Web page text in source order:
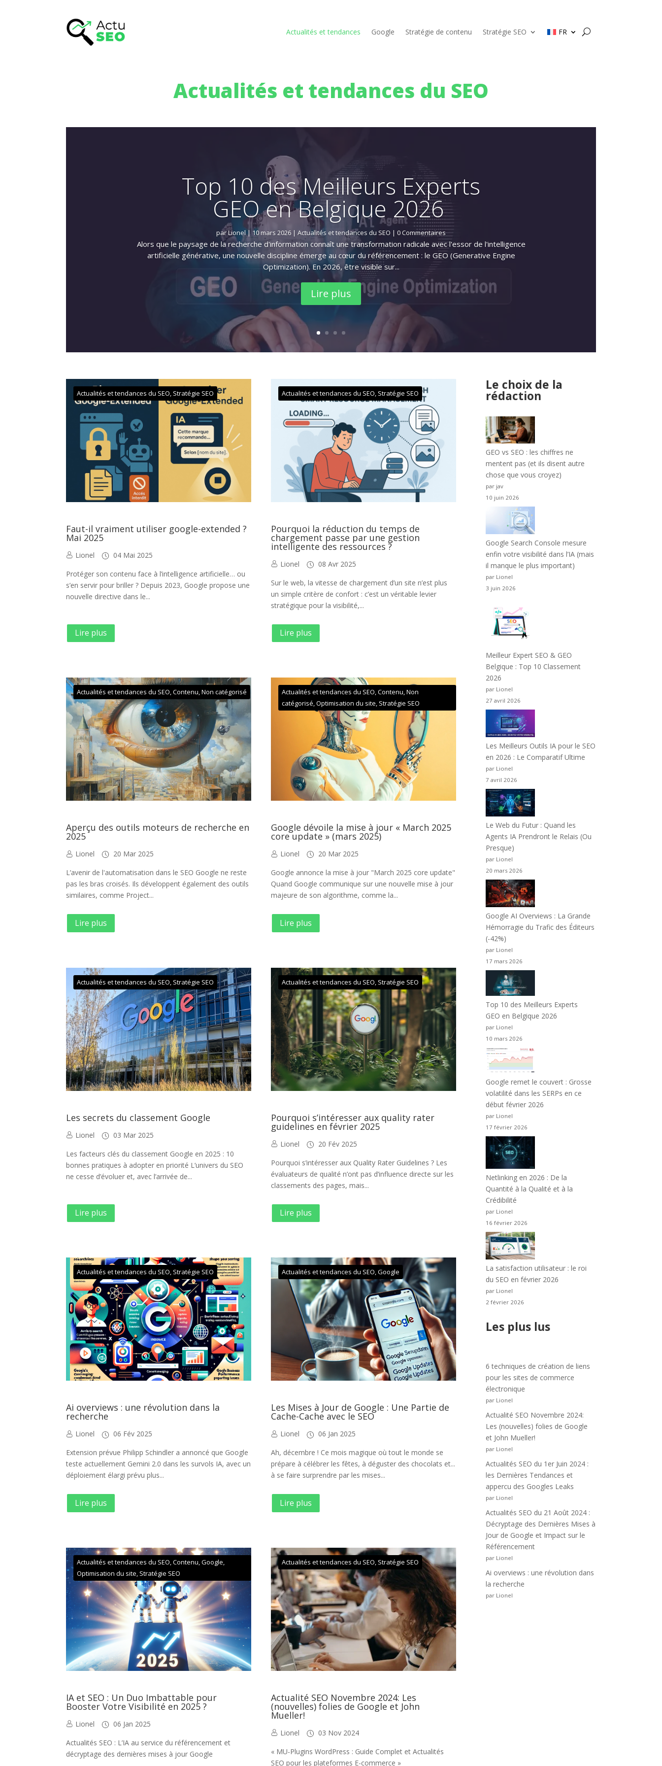
Actualités et tendances Google Stratégie de contenu Stratégie SEO FR
Actualités et tendances du SEO
Top 10 des Meilleurs Experts
GEO en Belgique 2026
parLionel|10 mars 2026 | Actualités et tendances du SEO | 0 Commentaires
Alors que le paysage de la recherche d'information connaît une transformation radicale avec l'essor de l'intelligence
artificielle générative, une nouvelle discipline émerge au cœur du référencement : le GEO (Generative Engine
Optimization). En 2026, être visible sur...
Lire plus
Actualités et tendances du SEO Stratégie SEO
Faut-il vraiment utiliser google-extended ?
Mai 2025
Lionel
04 Mai 2025
Protéger son contenu face à l’intelligence artificielle… ou
s’en servir pour briller ? Depuis 2023, Google propose une
nouvelle directive dans le...
Lire plus
Actualités et tendances du SEO Stratégie SEO
Pourquoi la réduction du temps de
chargement passe par une gestion
intelligente des ressources ?
Lionel
08 Avr 2025
Sur le web, la vitesse de chargement d’un site n’est plus
un simple critère de confort : c’est un véritable levier
stratégique pour la visibilité,...
Lire plus
Actualités et tendances du SEO,Contenu,Non catégorisé
Aperçu des outils moteurs de recherche en
2025
Lionel
20 Mar 2025
L’avenir de l'automatisation dans le SEO Google ne reste
pas les bras croisés. Ils développent également des outils
similaires, comme Project...
Lire plus
Actualités et tendances du SEO,Contenu,Non
catégorisé,Optimisation du site, Stratégie SEO
Google dévoile la mise à jour « March 2025
core update » (mars 2025)
Lionel
20 Mar 2025
Google annonce la mise à jour "March 2025 core update"
Quand Google communique sur une nouvelle mise à jour
majeure de son algorithme, comme la...
Lire plus
Actualités et tendances du SEO, Stratégie SEO
Les secrets du classement Google
Lionel
03 Mar 2025
Les facteurs clés du classement Google en 2025 : 10
bonnes pratiques à adopter en priorité L’univers du SEO
ne cesse d’évoluer et, avec l’arrivée de...
Lire plus
Actualités et tendances du SEO, Stratégie SEO
Pourquoi s’intéresser aux quality rater
guidelines en février 2025
Lionel
20 Fév 2025
Pourquoi s’intéresser aux Quality Rater Guidelines ? Les
évaluateurs de qualité n’ont pas d’influence directe sur les
classements des pages, mais...
Lire plus
Actualités et tendances du SEO, Stratégie SEO
Ai overviews : une révolution dans la
recherche
Lionel
06 Fév 2025
Extension prévue Philipp Schindler a annoncé que Google
teste actuellement Gemini 2.0 dans les survols IA, avec un
déploiement élargi prévu plus...
Lire plus
Actualités et tendances du SEO,Google
Les Mises à Jour de Google : Une Partie de
Cache-Cache avec le SEO
Lionel
06 Jan 2025
Ah, décembre ! Ce mois magique où tout le monde se
prépare à célébrer les fêtes, à déguster des chocolats et...
à se faire surprendre par les mises...
Lire plus
Actualités et tendances du SEO,Contenu,Google,
Optimisation du site, Stratégie SEO
IA et SEO : Un Duo Imbattable pour
Booster Votre Visibilité en 2025 ?
Lionel
06 Jan 2025
Actualités SEO : L’IA au service du référencement et
décryptage des dernières mises à jour Google
Actualités et tendances du SEO, Stratégie SEO
Actualité SEO Novembre 2024: Les
(nouvelles) folies de Google et John
Mueller!
Lionel
03 Nov 2024
« MU-Plugins WordPress : Guide Complet et Actualités
SEO pour les plateformes E-commerce »
Le choix de la
rédaction
GEO vs SEO : les chiffres ne
mentent pas (et ils disent autre
chose que vous croyez)
par jav
10 juin 2026
Google Search Console mesure
enfin votre visibilité dans l’IA (mais
il manque le plus important)
par Lionel
3 juin 2026
Meilleur Expert SEO & GEO
Belgique : Top 10 Classement
2026
par Lionel
27 avril 2026
Les Meilleurs Outils IA pour le SEO
en 2026 : Le Comparatif Ultime
par Lionel
7 avril 2026
Le Web du Futur : Quand les
Agents IA Prendront le Relais (Ou
Presque)
par Lionel
20 mars 2026
Google AI Overviews : La Grande
Hémorragie du Trafic des Éditeurs
(-42%)
par Lionel
17 mars 2026
Top 10 des Meilleurs Experts
GEO en Belgique 2026
par Lionel
10 mars 2026
Google remet le couvert : Grosse
volatilité dans les SERPs en ce
début février 2026
par Lionel
17 février 2026
Netlinking en 2026 : De la
Quantité à la Qualité et à la
Crédibilité
par Lionel
16 février 2026
La satisfaction utilisateur : le roi
du SEO en février 2026
par Lionel
2 février 2026
Les plus lus
6 techniques de création de liens
pour les sites de commerce
électronique
par Lionel
Actualité SEO Novembre 2024:
Les (nouvelles) folies de Google
et John Mueller!
par Lionel
Actualités SEO du 1er Juin 2024 :
les Dernières Tendances et
appercu des Googles Leaks
par Lionel
Actualités SEO du 21 Août 2024 :
Décryptage des Dernières Mises à
Jour de Google et Impact sur le
Référencement
par Lionel
Ai overviews : une révolution dans
la recherche
par Lionel